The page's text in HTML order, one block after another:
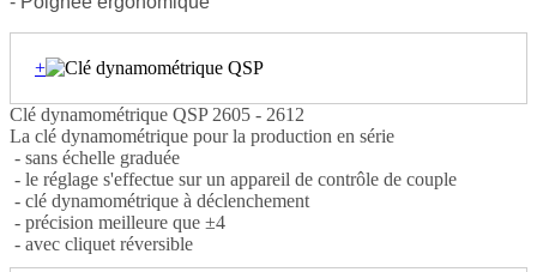
+
Clé dynamométrique QSP 2605 - 2612
La clé dynamométrique pour la production en série
- sans échelle graduée
- le réglage s'effectue sur un appareil de contrôle de couple
- clé dynamométrique à déclenchement
- précision meilleure que ±4
- avec cliquet réversible